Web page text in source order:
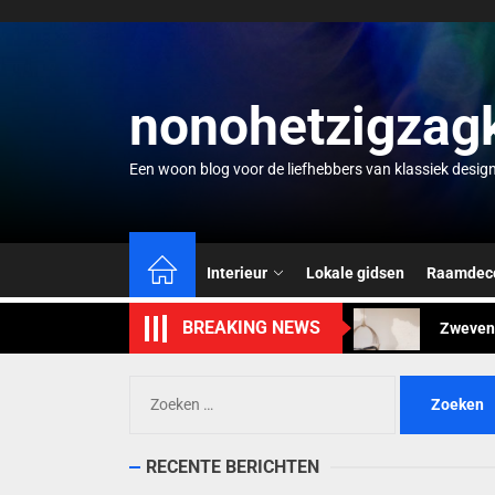
Een woon blog voor de liefhebbers van klassiek design
Interieur Lokale gidsen
BREAKING NEWS
naar:
RECENTE BERICHTEN